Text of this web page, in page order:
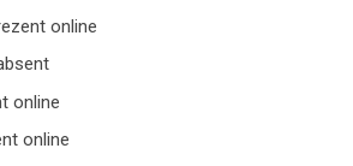
online
online
online